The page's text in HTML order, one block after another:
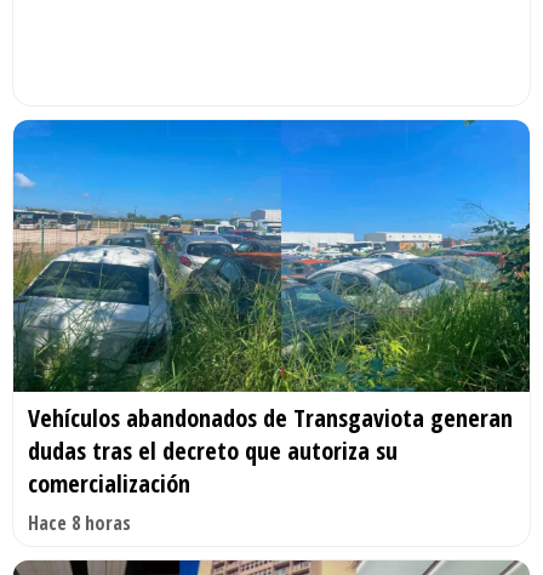
Vehículos abandonados de Transgaviota generan
dudas tras el decreto que autoriza su
comercialización
Hace 8 horas